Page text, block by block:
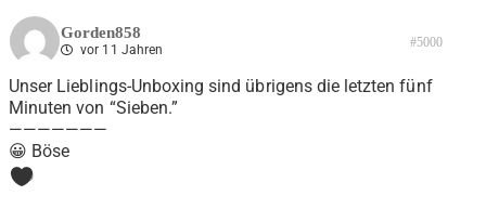
Gorden858
vor 11 Jahren #5000
Unser Lieblings-Unboxing sind übrigens die letzten fünf
Minuten von “Sieben.”
———————
😀 Böse
0